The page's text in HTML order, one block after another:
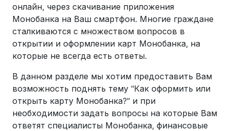
онлайн, через скачивание приложения
Монобанка на Ваш смартфон. Многие граждане
сталкиваются с множеством вопросов в
открытии и оформлении карт Монобанка, на
которые не всегда есть ответы.
В данном разделе мы хотим предоставить Вам
возможность поднять тему "Как оформить или
открыть карту Монобанка?" и при
необходимости задать вопросы на которые Вам
ответят специалисты Монобанка, финансовые